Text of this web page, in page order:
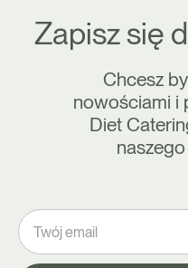
Zapisz się
Chcesz
nowościami i
Diet